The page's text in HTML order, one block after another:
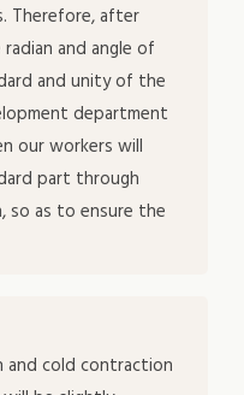
Therefore, after
and angle of
and unity of the
department
our workers will
part through
so as to ensure the
and cold contraction